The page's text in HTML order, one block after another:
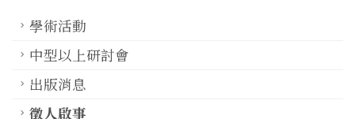
學術活動
中型以上研討會
出版消息
徵人啟事